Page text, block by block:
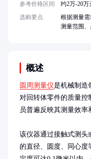
概述
圆周测量仪是机械制造
对回转体零件的质量控
员普遍反映其测量效率
该仪器通过接触式测头
的直径、圆度、同心
参考价格区间
约2万-20
选购要点
根据测量需
测量范围、